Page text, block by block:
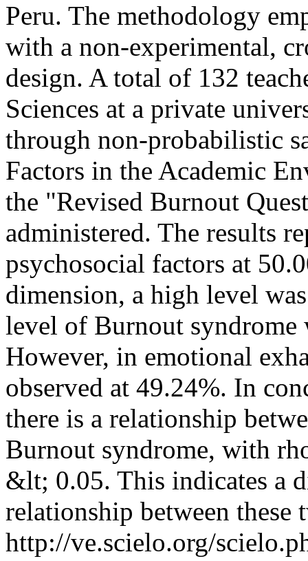
Peru. The methodology
with a non-experimental,
design. A total of 132
Sciences at a private
through non-probabilistic
Factors in the Academic
the "Revised Burnout
administered. The results
psychosocial factors at
dimension, a high level
level of Burnout syndrome
However, in emotional
observed at 49.24%. In
there is a relationship
Burnout syndrome, with
&lt; 0.05. This indicates a
relationship between these
http://ve.scielo.org/